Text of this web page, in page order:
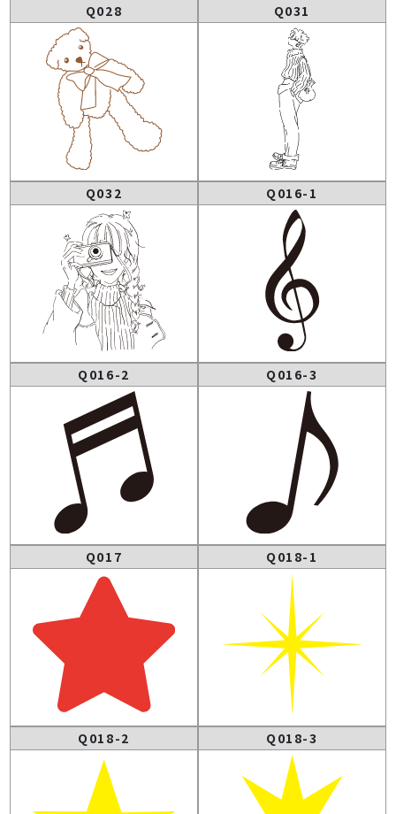
Q028 Q031
Q032 Q016-1
Q016-2 Q016-3
Q017 Q018-1
Q018-2 Q018-3